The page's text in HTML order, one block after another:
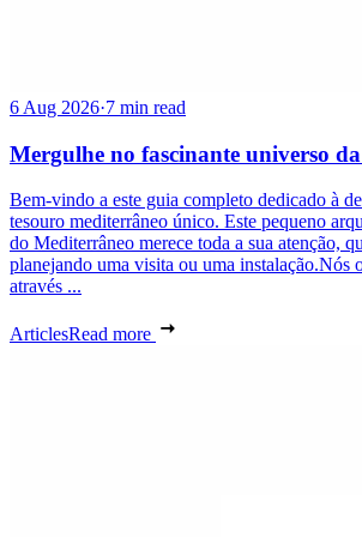
6 Aug 2026·7 min read
Mergulhe no fascinante universo
Bem-vindo a este guia completo dedicado à
tesouro mediterrâneo único. Este pequeno
do Mediterrâneo merece toda a sua atenção,
planejando uma visita ou uma instalação.Nós
através ...
ArticlesRead more